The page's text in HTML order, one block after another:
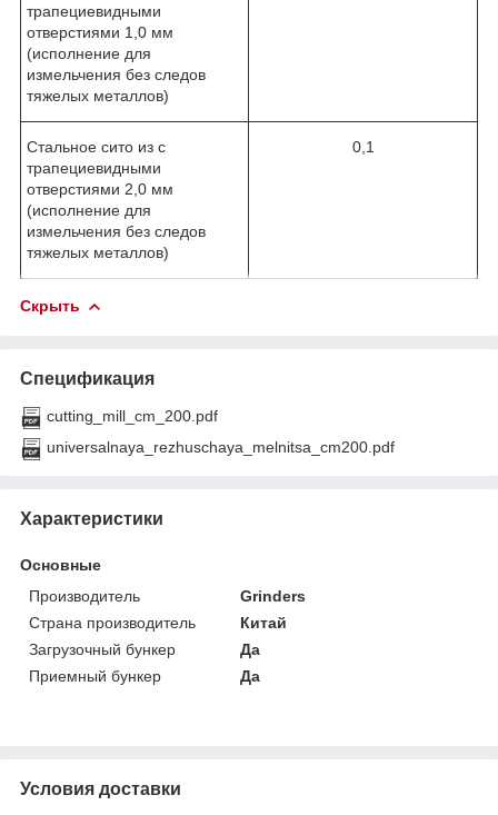
трапециевидными
отверстиями 1,0 мм
(исполнение для
измельчения без следов
тяжелых металлов)
Стальное сито из с
трапециевидными
отверстиями 2,0 мм
(исполнение для
измельчения без следов
тяжелых металлов)
0,1
Скрыть
Спецификация
cutting_mill_cm_200.pdf
universalnaya_rezhuschaya_melnitsa_cm200.pdf
Характеристики
Основные
Производитель
Grinders
Страна производитель
Китай
Загрузочный бункер
Да
Приемный бункер
Да
Условия доставки